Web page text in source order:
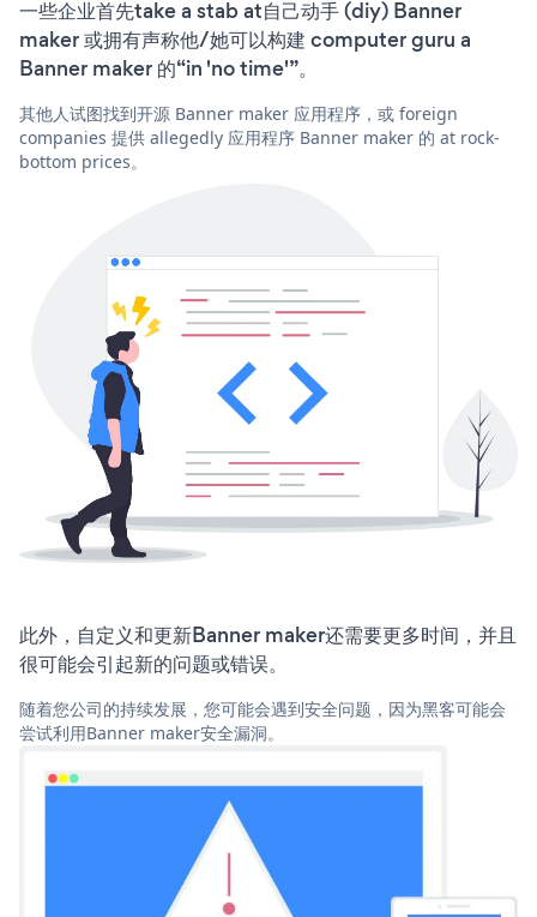
一些企业首先take a stab at自己动手 (diy) Banner
maker 或拥有声称他/她可以构建 computer guru a
Banner maker 的“in 'no time'”。
其他人试图找到开源 Banner maker 应用程序，或 foreign
companies 提供 allegedly 应用程序 Banner maker 的 at rock-
bottom prices。
此外，自定义和更新Banner maker还需要更多时间，并且
很可能会引起新的问题或错误。
随着您公司的持续发展，您可能会遇到安全问题，因为黑客可能会
尝试利用Banner maker安全漏洞。